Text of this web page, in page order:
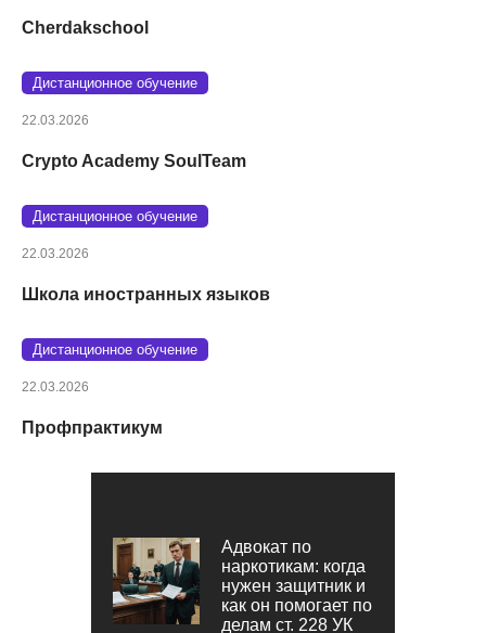
Cherdakschool
Дистанционное обучение
22.03.2026
Crypto Academy SoulTeam
Дистанционное обучение
22.03.2026
Школа иностранных языков
Дистанционное обучение
22.03.2026
Профпрактикум
Адвокат по
наркотикам: когда
нужен защитник и
как он помогает по
делам ст. 228 УК